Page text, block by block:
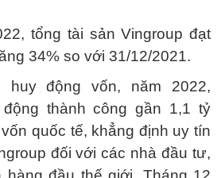
tổng tài sản Vingroup đạt
34% so với 31/12/2021.
huy động vốn, năm 2022,
thành công gần 1,1 tỷ
quốc tế, khẳng định uy tín
đối với các nhà đầu tư,